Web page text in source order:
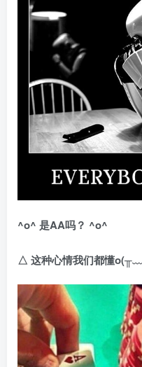
^o^ 是AA吗？ ^o^
△ 这种心情我们都懂o(